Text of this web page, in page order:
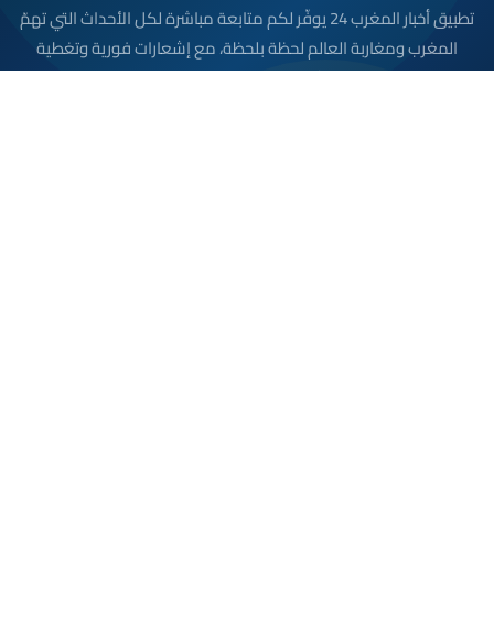
تطبيق أخبار المغرب 24 يوفّر لكم متابعة مباشرة لكل الأحداث التي تهمّ
المغرب ومغاربة العالم لحظة بلحظة، مع إشعارات فورية وتغطية
شاملة لكل المستجدات.